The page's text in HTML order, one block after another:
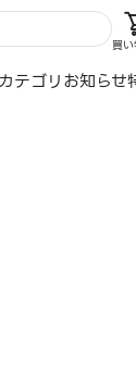
買
テゴリお知らせ